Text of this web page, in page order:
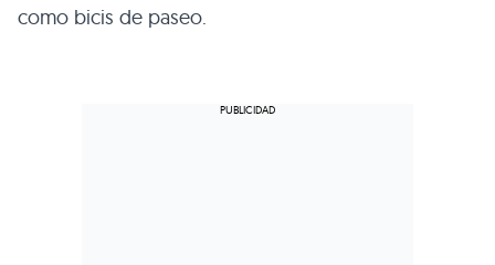
como bicis de paseo.